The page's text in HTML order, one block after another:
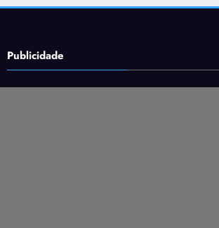
Publicidade